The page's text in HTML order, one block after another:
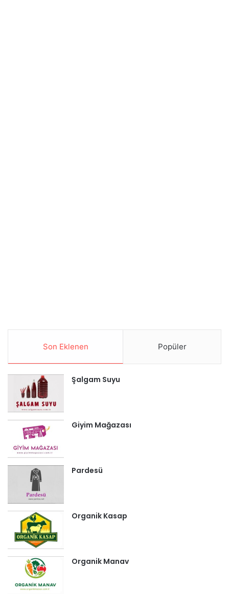
Son Eklenen Popüler
Şalgam Suyu
Giyim Mağazası
Pardesü
Organik Kasap
Organik Manav